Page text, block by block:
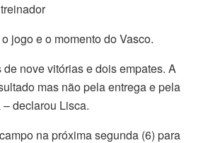
jogo e o momento do Vasco.
nove vitórias e dois empates. A
mas não pela entrega e pela
declarou Lisca.
na próxima segunda (6) para